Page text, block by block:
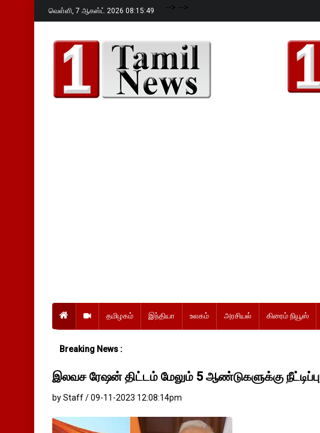
வெள்ளி, 7 ஆகஸ்ட் 2026 08:15:50 --> -->
தமிழகம் இந்தியா உலகம் அரசியல் கிரைம் நியூஸ்
Breaking News :
இலவச ரேஷன் திட்டம் மேலும் 5 ஆண்டுகளுக்கு நீட்டிப்பு
by Staff / 09-11-2023 12:08:14pm